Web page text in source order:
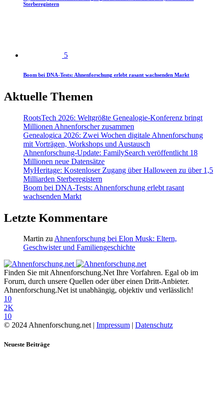
Sterberegistern
5
Boom bei DNA-Tests: Ahnenforschung erlebt rasant wachsenden Markt
Aktuelle Themen
RootsTech 2026: Weltgrößte Genealogie-Konferenz bringt
Millionen Ahnenforscher zusammen
Genealogica 2026: Zwei Wochen digitale Ahnenforschung
mit Vorträgen, Workshops und Austausch
Ahnenforschung-Update: FamilySearch veröffentlicht 18
Millionen neue Datensätze
MyHeritage: Kostenloser Zugang über Halloween zu über 1,5
Milliarden Sterberegistern
Boom bei DNA-Tests: Ahnenforschung erlebt rasant
wachsenden Markt
Letzte Kommentare
Martin zu Ahnenforschung bei Elon Musk: Eltern,
Geschwister und Familiengeschichte
Finden Sie mit Ahnenforschung.Net Ihre Vorfahren. Egal ob im
Forum, durch unsere Quellen oder über einen Dritt-Anbieter.
Ahnenforschung.Net ist unabhängig, objektiv und verlässlich!
10
2K
10
© 2024 Ahnenforschung.net | Impressum | Datenschutz
Neueste Beiträge